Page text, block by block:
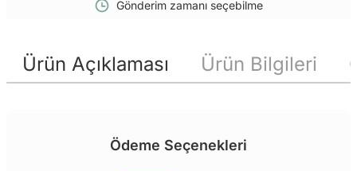
Gönderim zamanı seçebilme
Ürün Açıklaması Ürün Bilgileri
Ödeme Seçenekleri